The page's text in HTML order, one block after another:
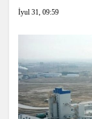
İyul 31, 09:59